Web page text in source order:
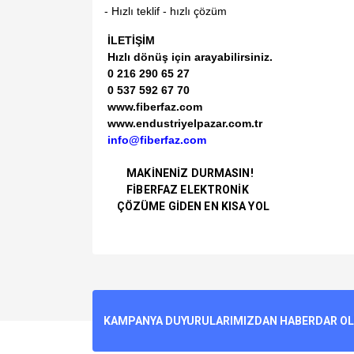
- Hızlı teklif - hızlı çözüm
İLETİŞİM
Hızlı dönüş için arayabilirsiniz.
0 216 290 65 27
0 537 592 67 70
www.fiberfaz.com
www.endustriyelpazar.com.tr
info@fiberfaz.com
MAKİNENİZ DURMASIN!
FİBERFAZ ELEKTRONİK
ÇÖZÜME GİDEN EN KISA YOL
Ürün resmi kalitesiz, bozuk veya
KAMPANYA DUYURULARIMIZDAN HABERDAR